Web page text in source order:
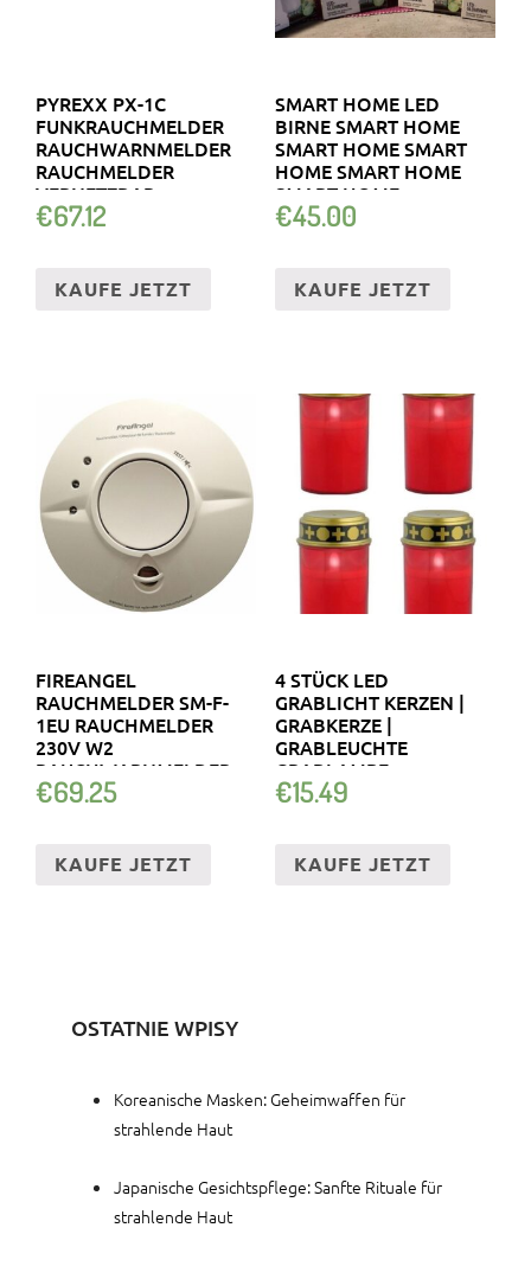
PYREXX PX-1C
FUNKRAUCHMELDER
RAUCHWARNMELDER
RAUCHMELDER
VERNETZBAR
€67.12
KAUFE JETZT
SMART HOME LED
BIRNE SMART HOME
SMART HOME SMART
HOME SMART HOME
SMART HOME
€45.00
KAUFE JETZT
FIREANGEL
RAUCHMELDER SM-F-
1EU RAUCHMELDER
230V W2
RAUCHWARNMELDER
KABEL
€69.25
KAUFE JETZT
4 STÜCK LED
GRABLICHT KERZEN |
GRABKERZE |
GRABLEUCHTE
GRABLAMPE
FRIEDHOFSKERZE
€15.49
KAUFE JETZT
OSTATNIE WPISY
Koreanische Masken: Geheimwaffen für
strahlende Haut
Japanische Gesichtspflege: Sanfte Rituale für
strahlende Haut